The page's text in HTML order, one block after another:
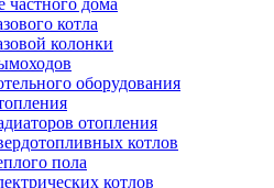
частного дома
котла
колонки
оборудования
отопления
котлов
пола
котлов